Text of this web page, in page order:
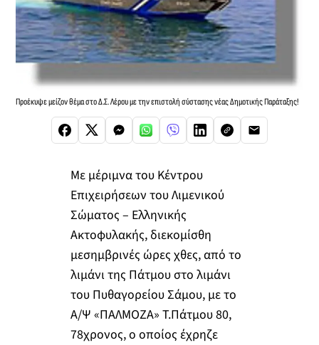
Προέκυψε μείζον θέμα στο Δ.Σ. Λέρου με την επιστολή σύστασης νέας Δημοτικής Παράταξης!
Με μέριμνα του Κέντρου
Επιχειρήσεων του Λιμενικού
Σώματος – Ελληνικής
Ακτοφυλακής, διεκομίσθη
μεσημβρινές ώρες χθες, από το
λιμάνι της Πάτμου στο λιμάνι
του Πυθαγορείου Σάμου, με το
Α/Ψ «ΠΑΛΜΟΖΑ» Τ.Πάτμου 80,
78χρονος, ο οποίος έχρηζε